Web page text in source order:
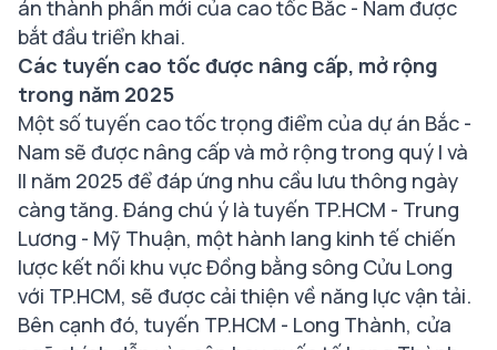
án thành phần mới của cao tốc Bắc - Nam được
bắt đầu triển khai.
Các tuyến cao tốc được nâng cấp, mở rộng
trong năm 2025
Một số tuyến cao tốc trọng điểm của dự án Bắc -
Nam sẽ được nâng cấp và mở rộng trong quý I và
II năm 2025 để đáp ứng nhu cầu lưu thông ngày
càng tăng. Đáng chú ý là tuyến TP.HCM - Trung
Lương - Mỹ Thuận, một hành lang kinh tế chiến
lược kết nối khu vực Đồng bằng sông Cửu Long
với TP.HCM, sẽ được cải thiện về năng lực vận tải.
Bên cạnh đó, tuyến TP.HCM - Long Thành, cửa